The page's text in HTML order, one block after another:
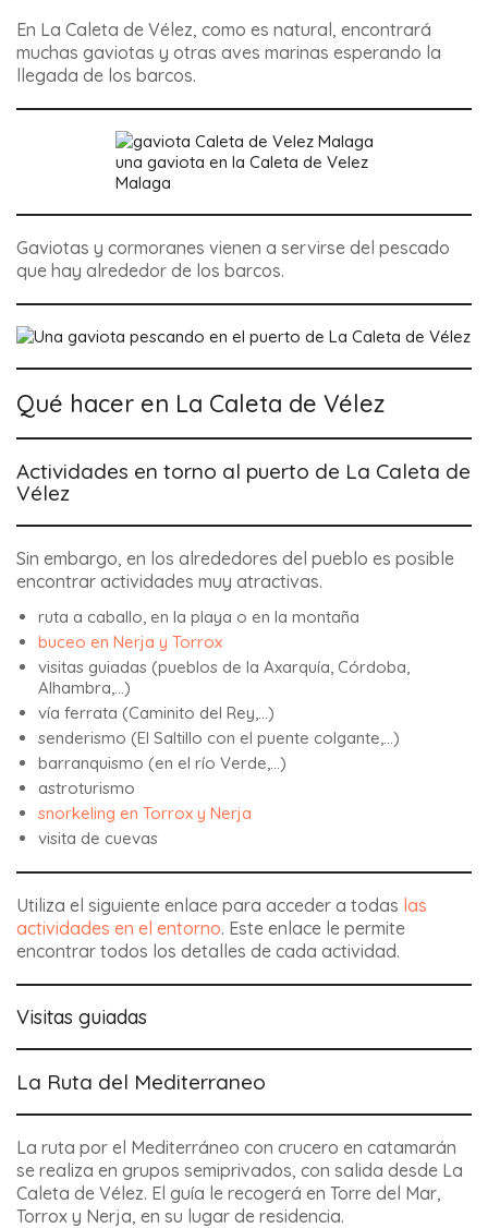
En La Caleta de Vélez, como es natural, encontrará
muchas gaviotas y otras aves marinas esperando la
llegada de los barcos.
una gaviota en la Caleta de Velez
Malaga
Gaviotas y cormoranes vienen a servirse del pescado
que hay alrededor de los barcos.
Qué hacer en La Caleta de Vélez
Actividades en torno al puerto de La Caleta de
Vélez
Sin embargo, en los alrededores del pueblo es posible
encontrar actividades muy atractivas.
ruta a caballo, en la playa o en la montaña
buceo en Nerja y Torrox
visitas guiadas (pueblos de la Axarquía, Córdoba,
Alhambra,…)
vía ferrata (Caminito del Rey,…)
senderismo (El Saltillo con el puente colgante,…)
barranquismo (en el río Verde,…)
astroturismo
snorkeling en Torrox y Nerja
visita de cuevas
Utiliza el siguiente enlace para acceder a todas las
actividades en el entorno. Este enlace le permite
encontrar todos los detalles de cada actividad.
Visitas guiadas
La Ruta del Mediterraneo
La ruta por el Mediterráneo con crucero en catamarán
se realiza en grupos semiprivados, con salida desde La
Caleta de Vélez. El guía le recogerá en Torre del Mar,
Torrox y Nerja, en su lugar de residencia.